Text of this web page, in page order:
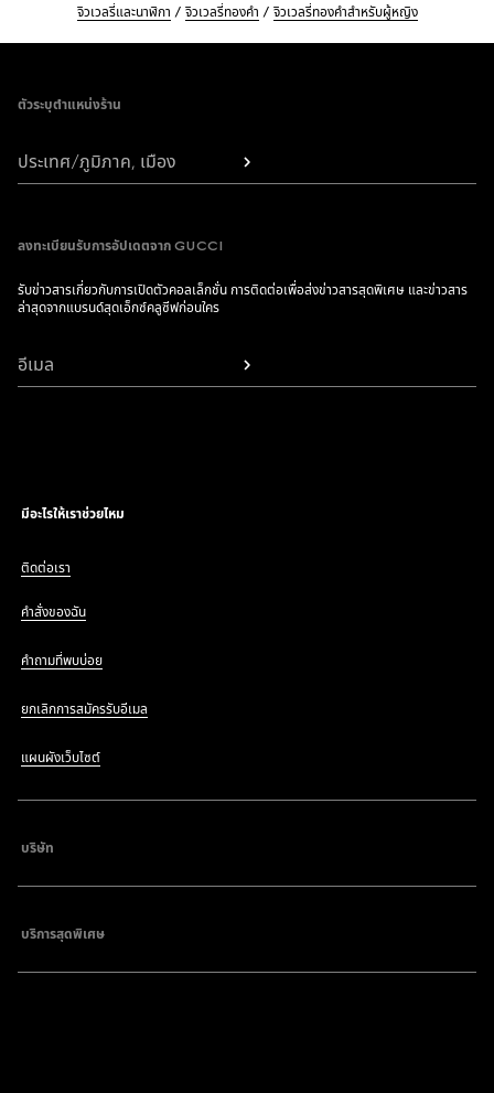
จิวเวลรี่และนาฬิกา จิวเวลรี่ทองคำ จิวเวลรี่ทองคำสำหรับผู้หญิง
ตัวระบุตำแหน่งร้าน
ประเทศ/ภูมิภาค, เมือง
ลงทะเบียนรับการอัปเดตจาก GUCCI
รับข่าวสารเกี่ยวกับการเปิดตัวคอลเล็กชั่น การติดต่อเพื่อส่งข่าวสารสุดพิเศษ และข่าวสาร
ล่าสุดจากแบรนด์สุดเอ็กซ์คลูซีฟก่อนใคร
อีเมล
มีอะไรให้เราช่วยไหม
ติดต่อเรา
คำสั่งของฉัน
คำถามที่พบบ่อย
ยกเลิกการสมัครรับอีเมล
แผนผังเว็บไซต์
บริษัท
บริการสุดพิเศษ